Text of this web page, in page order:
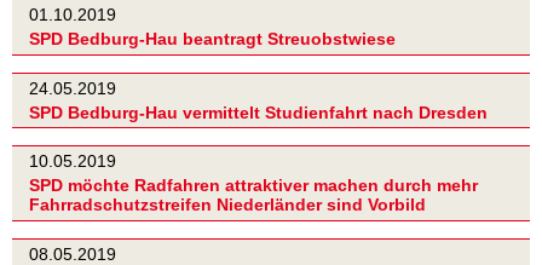
01.10.2019
SPD Bedburg-Hau beantragt Streuobstwiese
24.05.2019
SPD Bedburg-Hau vermittelt Studienfahrt nach Dresden
10.05.2019
SPD möchte Radfahren attraktiver machen durch mehr
Fahrradschutzstreifen Niederländer sind Vorbild
08.05.2019